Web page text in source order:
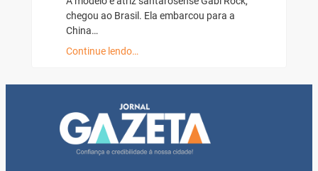
chegou ao Brasil. Ela embarcou para a
China…
Continue lendo…